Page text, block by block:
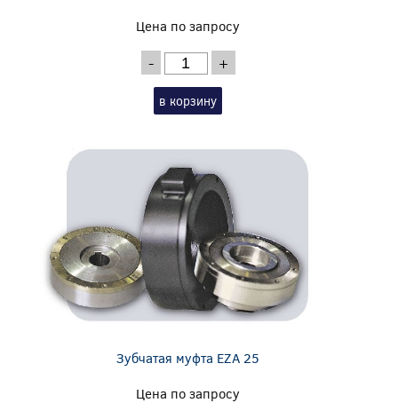
Цена по запросу
- +
в корзину
Зубчатая муфта EZA 25
Цена по запросу